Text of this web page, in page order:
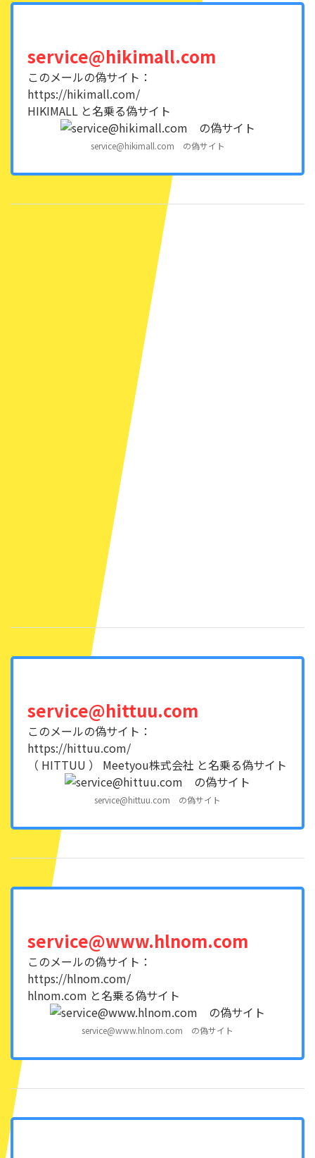
service@hikimall.com
このメールの偽サイト：
https://hikimall.com/
HIKIMALL と名乗る偽サイト
service@hikimall.com の偽サイト
service@hittuu.com
このメールの偽サイト：
https://hittuu.com/
（ HITTUU ） Meetyou株式会社 と名乗る偽サイト
service@hittuu.com の偽サイト
service@www.hlnom.com
このメールの偽サイト：
https://hlnom.com/
hlnom.com と名乗る偽サイト
service@www.hlnom.com の偽サイト